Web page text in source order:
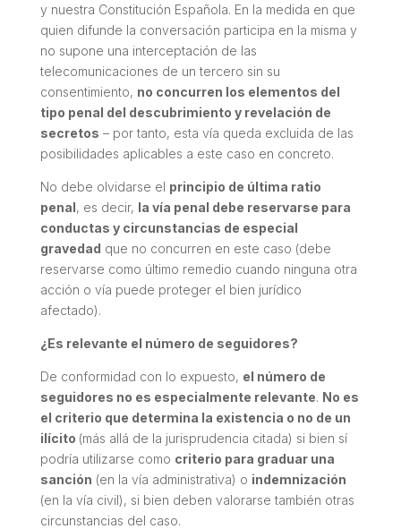
y nuestra Constitución Española. En la medida en que
quien difunde la conversación participa en la misma y
no supone una interceptación de las
telecomunicaciones de un tercero sin su
consentimiento, no concurren los elementos del
tipo penal del descubrimiento y revelación de
secretos – por tanto, esta vía queda excluida de las
posibilidades aplicables a este caso en concreto.
No debe olvidarse el principio de última ratio
penal, es decir, la vía penal debe reservarse para
conductas y circunstancias de especial
gravedad que no concurren en este caso (debe
reservarse como último remedio cuando ninguna otra
acción o vía puede proteger el bien jurídico
afectado).
¿Es relevante el número de seguidores?
De conformidad con lo expuesto, el número de
seguidores no es especialmente relevante. No es
el criterio que determina la existencia o no de un
ilícito (más allá de la jurisprudencia citada) si bien sí
podría utilizarse como criterio para graduar una
sanción (en la vía administrativa) o indemnización
(en la vía civil), si bien deben valorarse también otras
circunstancias del caso.